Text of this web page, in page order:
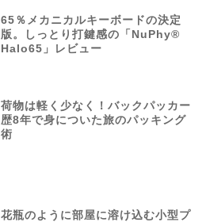
65％メカニカルキーボードの決定
版。しっとり打鍵感の「NuPhy®
Halo65」レビュー
荷物は軽く少なく！バックパッカー
歴8年で身についた旅のパッキング
術
花瓶のように部屋に溶け込む小型プ